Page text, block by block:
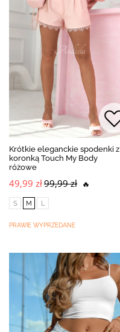
Krótkie eleganckie spodenki z
koronką Touch My Body
różowe
49,99 zł99,99 zł 🔥
S M L
PRAWIE WYPRZEDANE